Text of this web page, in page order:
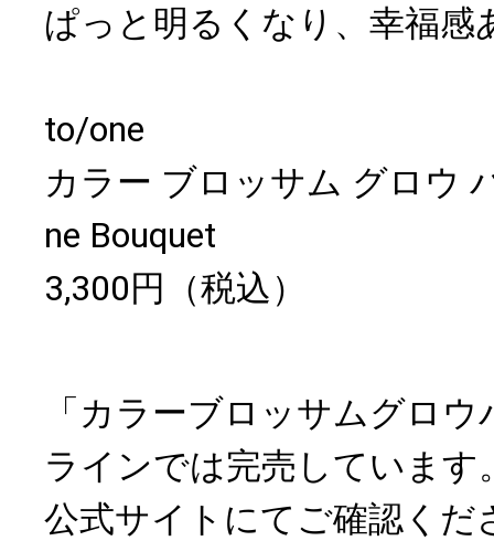
ぱっと明るくなり、幸福感
to/one
カラー ブロッサム グロウ
ne Bouquet
3,300円（税込）
「カラーブロッサムグロ
ラインでは完売しています
公式サイトにてご確認くだ